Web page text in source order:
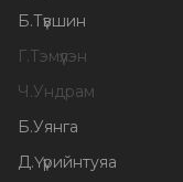
Б.Түвшин
Г.Тэмүүлэн
Ч.Ундрам
Б.Уянга
Д.Үүрийнтуяа